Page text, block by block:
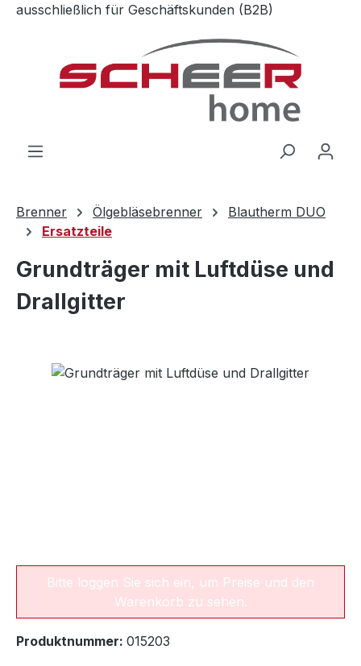
Zum Hauptinhalt springen
ausschließlich für Geschäftskunden (B2B)
Brenner Ölgebläsebrenner
Blautherm DUO
Ersatzteile
Grundträger mit Luftdüse und
Drallgitter
Bildergalerie überspringen
Bitte loggen Sie sich ein, um Preise und den
Warenkorb zu sehen.
Produktnummer: 015203